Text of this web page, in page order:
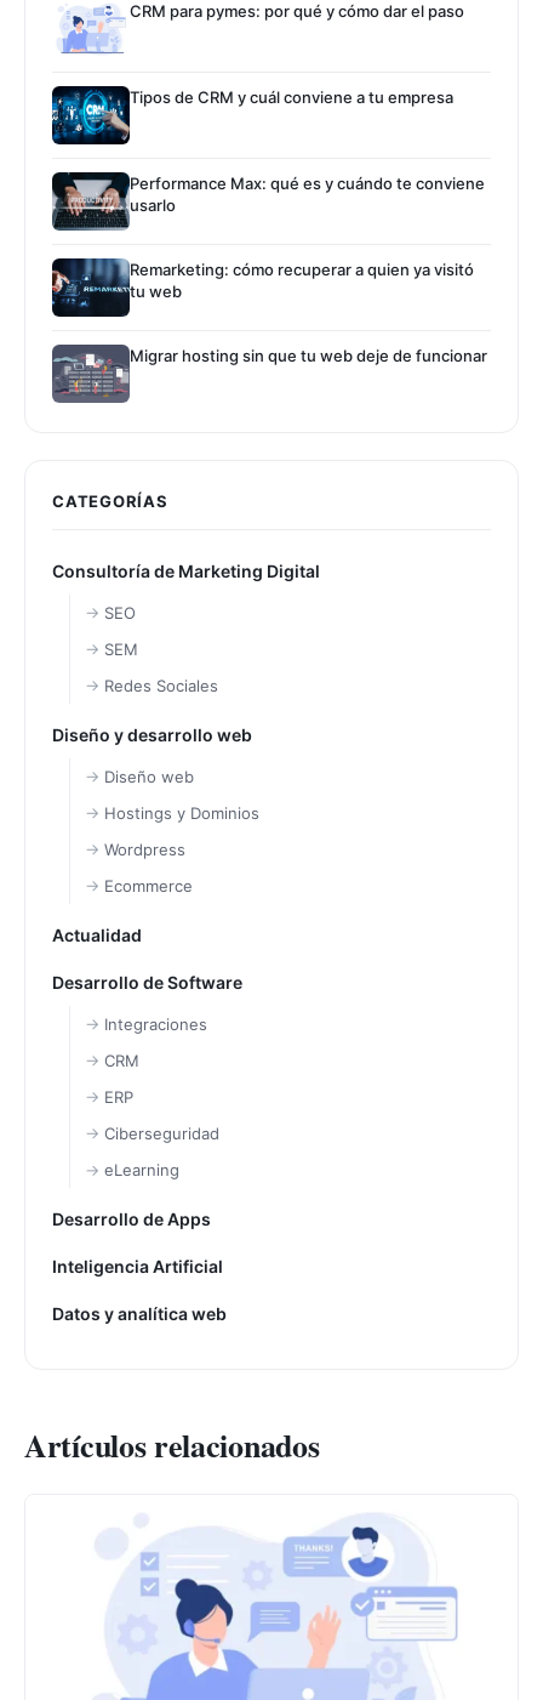
CRM para pymes: por qué y cómo dar el paso
Tipos de CRM y cuál conviene a tu empresa
Performance Max: qué es y cuándo te conviene
usarlo
Remarketing: cómo recuperar a quien ya visitó
tu web
Migrar hosting sin que tu web deje de funcionar
CATEGORÍAS
Consultoría de Marketing Digital
SEO
SEM
Redes Sociales
Diseño y desarrollo web
Diseño web
Hostings y Dominios
Wordpress
Ecommerce
Actualidad
Desarrollo de Software
Integraciones
CRM
ERP
Ciberseguridad
eLearning
Desarrollo de Apps
Inteligencia Artificial
Datos y analítica web
Artículos relacionados